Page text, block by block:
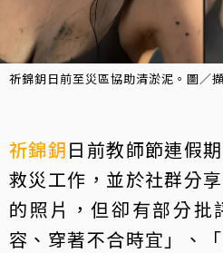
祈錦鈅日前至災區協助清淤泥。圖／
祈錦鈅日前教師節連假
救災工作，並於社群分
的照片，但卻有部分批
容、穿著不合時宜」、